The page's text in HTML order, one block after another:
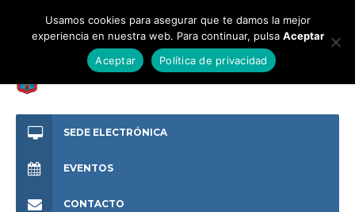
SEDE ELECTRÓNICA
EVENTOS
CONTACTO
Usamos cookies para asegurar que te damos la mejor
experiencia en nuestra web. Para continuar, pulsa Aceptar
Aceptar
Política de privacidad